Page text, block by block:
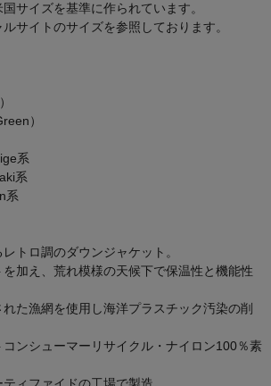
サイズを基準に作られています。
サイトのサイズを参照しております。
）
系
系
系
トロ調のダウンジャケット。
加え、荒れ模様の天候下で保温性と機能性
た漁網を使用し海洋プラスチック汚染の削
ンシューマーリサイクル・ナイロン100％素